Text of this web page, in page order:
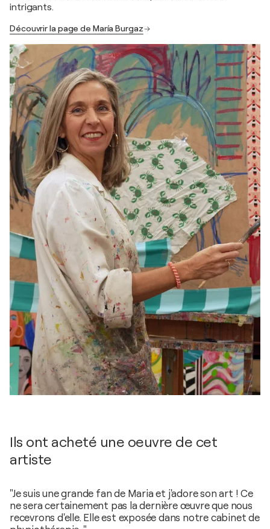
intrigants.
Découvrir la page de María Burgaz
Ils ont acheté une oeuvre de cet
artiste
"Je suis une grande fan de Maria et j'adore son art ! Ce
ne sera certainement pas la dernière œuvre que nous
recevrons d'elle. Elle est exposée dans notre cabinet de